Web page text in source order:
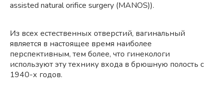
assisted natural orifice surgery (MANOS)).
Из всех естественных отверстий, вагинальный
является в настоящее время наиболее
перспективным, тем более, что гинекологи
используют эту технику входа в брюшную полость с
1940-х годов.